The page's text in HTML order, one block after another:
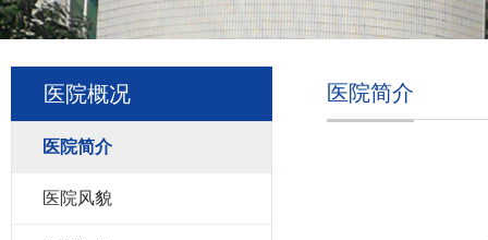
医院概况
医院简介
医院风貌
医院简介